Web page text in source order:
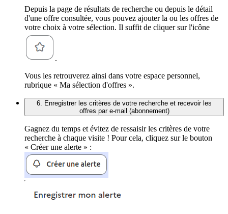
Depuis la page de résultats de recherche ou depuis le détail
d'une offre consultée, vous pouvez ajouter la ou les offres de
votre choix à votre sélection. Il suffit de cliquer sur l'icône
.
Vous les retrouverez ainsi dans votre espace personnel,
rubrique « Ma sélection d'offres ».
6. Enregistrer les critères de votre recherche et recevoir les
offres par e-mail (abonnement)
Gagnez du temps et évitez de ressaisir les critères de votre
recherche à chaque visite ! Pour cela, cliquez sur le bouton
« Créer une alerte » :